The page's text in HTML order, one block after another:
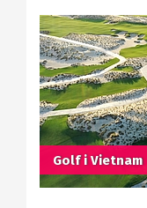
Golf i Vietnam